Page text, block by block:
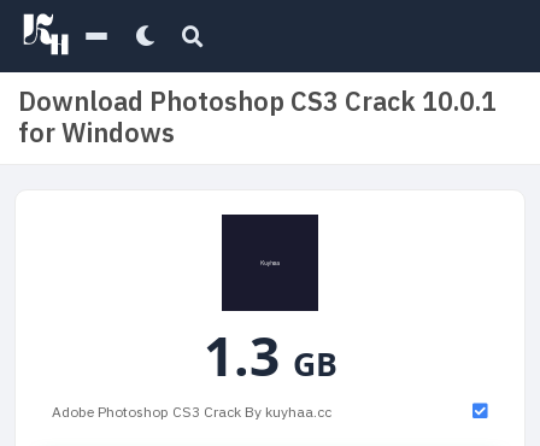
Download Photoshop CS3 Crack 10.0.1
for Windows
1.3 GB
Adobe Photoshop CS3 Crack By kuyhaa.cc